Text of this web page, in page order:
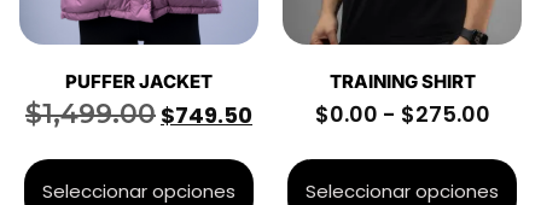
PUFFER JACKET
$1,499.00 $749.50
Seleccionar opciones
TRAINING SHIRT
$0.00 - $275.00
Seleccionar opciones